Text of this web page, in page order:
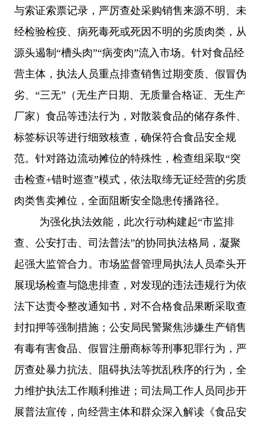
与索证索票记录，严厉查处采购销售来源不明、未
经检验检疫、病死毒死或死因不明的劣质肉类，从
源头遏制“槽头肉”“病变肉”流入市场。针对食品经
营主体，执法人员重点排查销售过期变质、假冒伪
劣、“三无”（无生产日期、无质量合格证、无生产
厂家）食品等违法行为，对散装食品的储存条件、
标签标识等进行细致核查，确保符合食品安全规
范。针对路边流动摊位的特殊性，检查组采取“突
击检查+错时巡查”模式，依法取缔无证经营的劣质
肉类售卖摊位，全面阻断安全隐患传播路径。
为强化执法效能，此次行动构建起“市监排
查、公安打击、司法普法”的协同执法格局，凝聚
起强大监管合力。市场监督管理局执法人员牵头开
展现场检查与隐患排查，对发现的违法违规行为依
法下达责令整改通知书，对不合格食品果断采取查
封扣押等强制措施；公安局民警聚焦涉嫌生产销售
有毒有害食品、假冒注册商标等刑事犯罪行为，严
厉查处暴力抗法、阻碍执法等扰乱秩序的行为，全
力维护执法工作顺利推进；司法局工作人员同步开
展普法宣传，向经营主体和群众深入解读《食品安